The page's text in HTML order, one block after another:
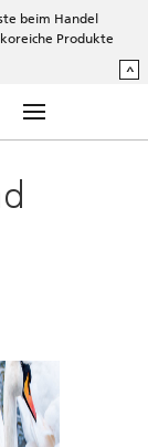
beim Handel
Produkte
^